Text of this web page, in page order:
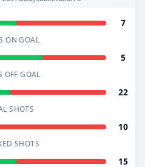
7
ON GOAL
5
OFF GOAL
22
SHOTS
10
SHOTS
15